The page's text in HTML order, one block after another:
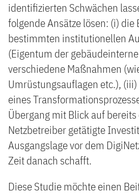
identifizierten Schwächen
folgende Ansätze lösen: (i)
bestimmten institutionellen
(Eigentum der
verschiedene Maßnahmen
Umrüstungsauflagen etc.),
eines
Übergang mit Blick auf bereits
Netzbetreiber getätigte
Ausgangslage vor dem
Zeit danach schafft.
Diese Studie möchte einen